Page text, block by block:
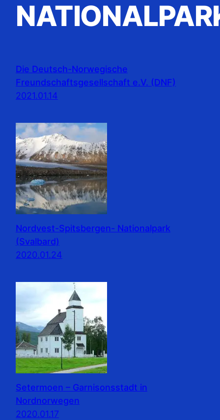
Die Deutsch-Norwegische
Freundschaftsgesellschaft e.V. (DNF)
2021.01.14
Nordvest-Spitsbergen- Nationalpark
(Svalbard)
2020.01.24
Setermoen – Garnisonsstadt in
Nordnorwegen
2020.01.17